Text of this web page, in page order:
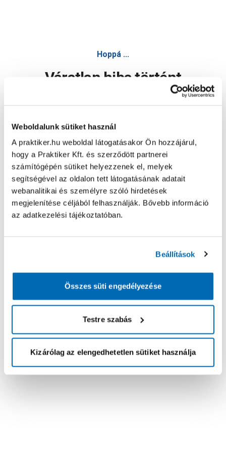
Weboldalunk sütiket használ
A praktiker.hu weboldal látogatásakor Ön hozzájárul,
hogy a Praktiker Kft. és szerződött partnerei
számítógépén sütiket helyezzenek el, melyek
segítségével az oldalon tett látogatásának adatait
webanalitikai és személyre szóló hirdetések
megjelenítése céljából felhasználják. Bővebb információ
az adatkezelési tájékoztatóban.
Beállítások
Összes süti engedélyezése
Testre szabás
Kizárólag az elengedhetetlen sütiket használja
Hoppá ...
Váratlan hiba történt
Oldal újratöltése